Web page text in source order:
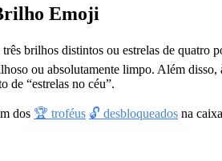
Emoji
brilhos distintos ou estrelas de quatro
ou absolutamente limpo. Além
de “estrelas no céu”.
dos 🏆 troféus 🔓 desbloqueados na